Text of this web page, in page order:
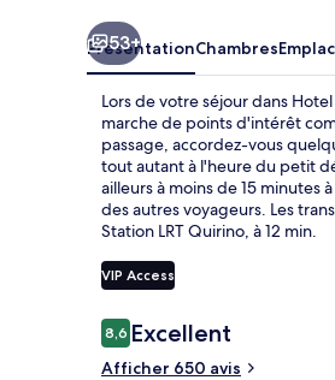
53+
PrésentationChambres
Lors de votre séjour dans
marche de points d'intérêt
passage, accordez-vous
tout autant à l'heure du petit
ailleurs à moins de 15
des autres voyageurs. Les
Station LRT Quirino, à 12 min.
VIP Access
Avis
voyageurs
8,68,6 sur 10
Excellent
Afficher 650 avis